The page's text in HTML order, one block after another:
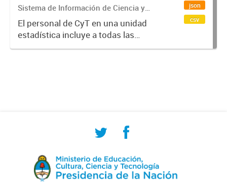
Sistema de Información de Ciencia y
Tecnología Argentino (SICYTAR)
El personal de CyT en una unidad
estadística incluye a todas las
personas involucradas
json
csv